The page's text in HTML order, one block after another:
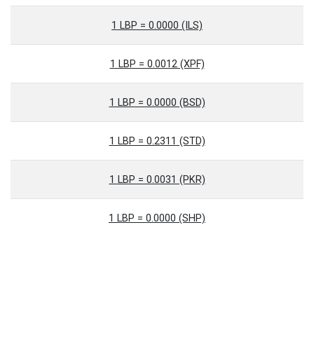
1 LBP = 0.0000 (ILS)
1 LBP = 0.0012 (XPF)
1 LBP = 0.0000 (BSD)
1 LBP = 0.2311 (STD)
1 LBP = 0.0031 (PKR)
1 LBP = 0.0000 (SHP)